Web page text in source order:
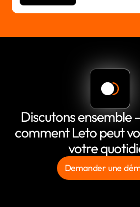
Discutons ensemble
comment Leto peut
votre
Demander une